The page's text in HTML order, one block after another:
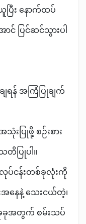
း နောက်ထပ်
ပြင်ဆင်သွားပါ
န် အကြံပြုချက်
းပြုဖို့ စဉ်းစား
ပြုပါ။
လုပ်ငန်းတစ်ခုလုံးကို
အနေနဲ့ သေးငယ်တဲ့၊
အတွက် စမ်းသပ်